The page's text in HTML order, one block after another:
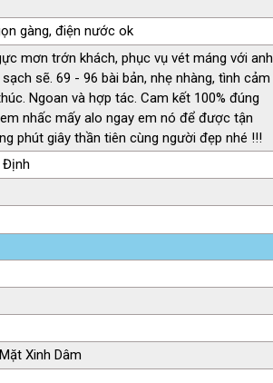
gàng, điện nước ok
mơn trớn khách, phục vụ vét máng với anh
sẽ. 69 - 96 bài bản, nhẹ nhàng, tình cảm
Ngoan và hợp tác. Cam kết 100% đúng
nhấc mấy alo ngay em nó để được tận
phút giây thần tiên cùng người đẹp nhé !!!
Định
Xinh Dâm